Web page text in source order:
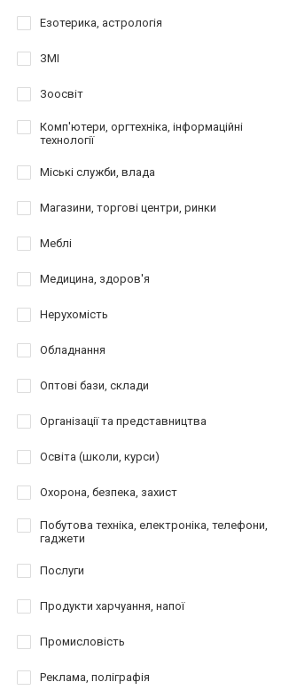
Езотерика, астрологія
ЗМІ
Зоосвіт
Комп'ютери, оргтехніка, інформаційні
технології
Міські служби, влада
Магазини, торгові центри, ринки
Меблі
Медицина, здоров'я
Нерухомість
Обладнання
Оптові бази, склади
Організації та представництва
Освіта (школи, курси)
Охорона, безпека, захист
Побутова техніка, електроніка, телефони,
гаджети
Послуги
Продукти харчуання, напої
Промисловість
Реклама, поліграфія